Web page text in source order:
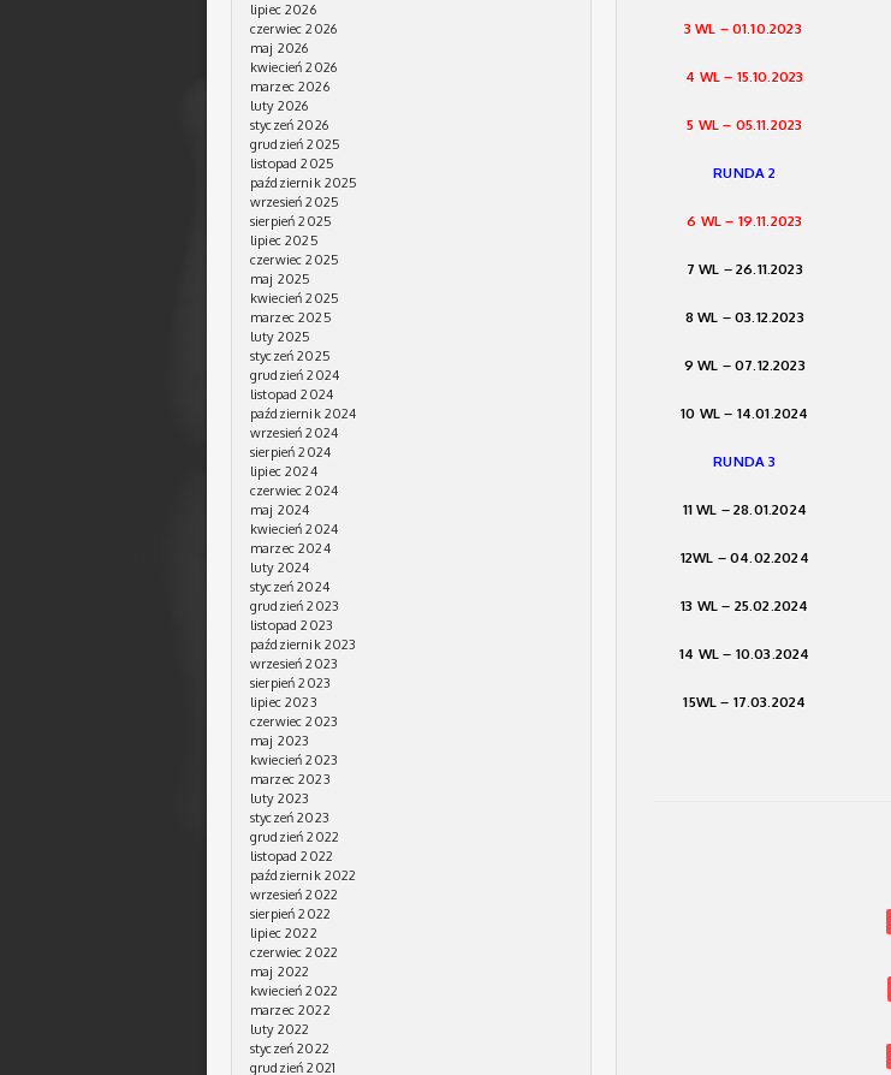
3 WL – 01.10.2023
4 WL – 15.10.2023
5 WL – 05.11.2023
RUNDA 2
6 WL – 19.11.2023
7 WL – 26.11.2023
8 WL – 03.12.2023
9 WL – 07.12.2023
10 WL – 14.01.2024
RUNDA 3
11 WL – 28.01.2024
12WL – 04.02.2024
13 WL – 25.02.2024
14 WL – 10.03.2024
15WL – 17.03.2024
lipiec 2026
czerwiec 2026
maj 2026
kwiecień 2026
marzec 2026
luty 2026
styczeń 2026
grudzień 2025
listopad 2025
październik 2025
wrzesień 2025
sierpień 2025
lipiec 2025
czerwiec 2025
maj 2025
kwiecień 2025
marzec 2025
luty 2025
styczeń 2025
grudzień 2024
listopad 2024
październik 2024
wrzesień 2024
sierpień 2024
lipiec 2024
czerwiec 2024
maj 2024
kwiecień 2024
marzec 2024
luty 2024
styczeń 2024
grudzień 2023
listopad 2023
październik 2023
wrzesień 2023
sierpień 2023
lipiec 2023
czerwiec 2023
maj 2023
kwiecień 2023
marzec 2023
luty 2023
styczeń 2023
grudzień 2022
listopad 2022
październik 2022
wrzesień 2022
sierpień 2022
lipiec 2022
czerwiec 2022
maj 2022
kwiecień 2022
marzec 2022
luty 2022
styczeń 2022
grudzień 2021